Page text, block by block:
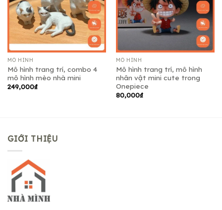
wishlist
MÔ HÌNH
Mô hình trang trí, combo 4
mô hình mèo nhà mini
249,000₫
wishlist
MÔ HÌNH
Mô hình trang trí, mô hình
nhân vật mini cute trong
Onepiece
80,000₫
GIỚI THIỆU